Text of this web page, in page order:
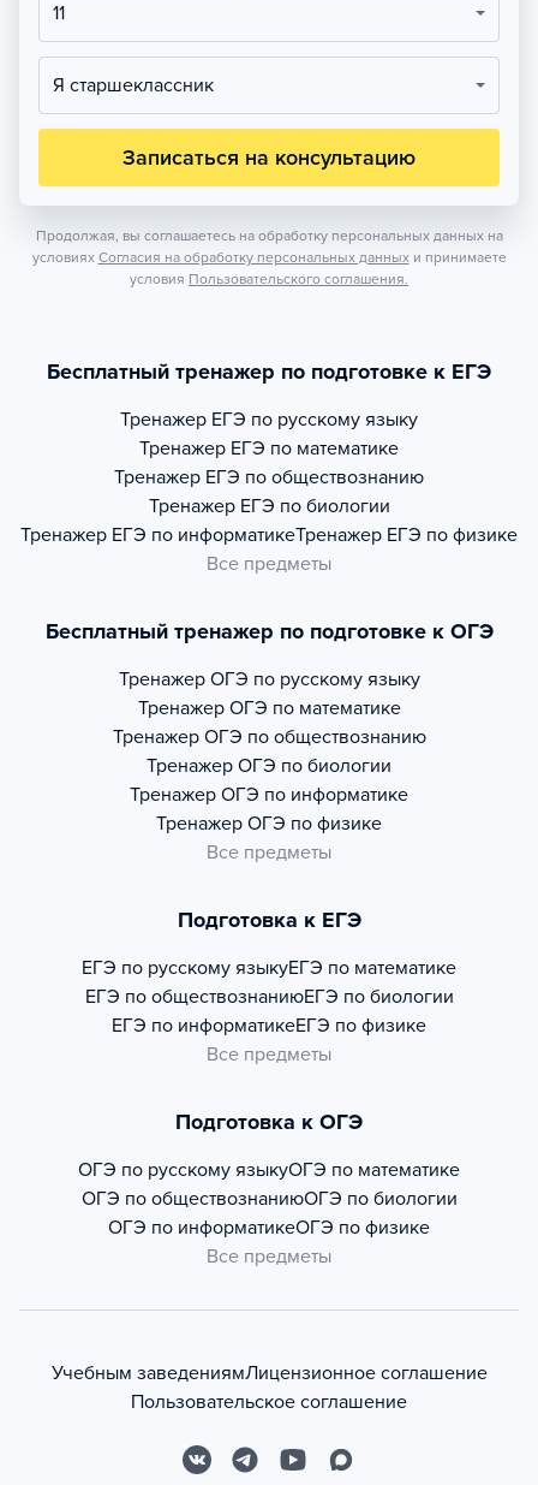
11
Я старшеклассник
Записаться на консультацию
Продолжая, вы соглашаетесь на обработку персональных данных на
условиях Согласия на обработку персональных данных и принимаете
условия Пользовательского соглашения.
Бесплатный тренажер по подготовке к ЕГЭ
Тренажер ЕГЭ по русскому языку
Тренажер ЕГЭ по математике
Тренажер ЕГЭ по обществознанию
Тренажер ЕГЭ по биологии
Тренажер ЕГЭ по информатикеТренажер ЕГЭ по физике
Все предметы
Бесплатный тренажер по подготовке к ОГЭ
Тренажер ОГЭ по русскому языку
Тренажер ОГЭ по математике
Тренажер ОГЭ по обществознанию
Тренажер ОГЭ по биологии
Тренажер ОГЭ по информатике
Тренажер ОГЭ по физике
Все предметы
Подготовка к ЕГЭ
ЕГЭ по русскому языкуЕГЭ по математике
ЕГЭ по обществознаниюЕГЭ по биологии
ЕГЭ по информатикеЕГЭ по физике
Все предметы
Подготовка к ОГЭ
ОГЭ по русскому языкуОГЭ по математике
ОГЭ по обществознаниюОГЭ по биологии
ОГЭ по информатикеОГЭ по физике
Все предметы
Учебным заведениямЛицензионное соглашение
Пользовательское соглашение